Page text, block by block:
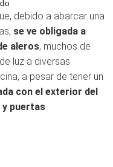
debido a abarcar una
se ve obligada a
aleros, muchos de
luz a diversas
a pesar de tener un
con el exterior del
y puertas.